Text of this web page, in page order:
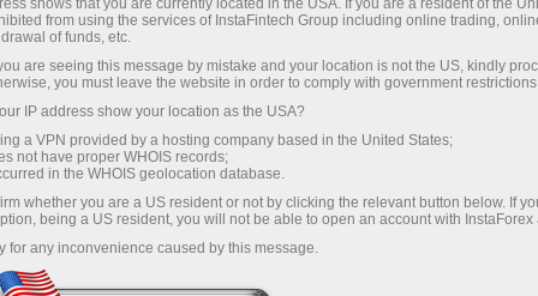
За будь-якими успіхами компанії стоять
реальні люди - співробітники компанії.
Приєднуйтесь до сильної та згуртованої
команди професіоналів, де кожен любить
свою справу та має відповідну кваліфікацію.
Надсилайте своє резюме
shows that you are currently located in the USA. If you are a resident of the
from using the services of InstaFintech Group including online trading,
of funds, etc.
are seeing this message by mistake and your location is not the US, kindly
you must leave the website in order to comply with government
IP address show your location as the USA?
a VPN provided by a hosting company based in the United States;
not have proper WHOIS records;
in the WHOIS geolocation database.
whether you are a US resident or not by clicking the relevant button below. If
being a US resident, you will not be able to open an account with InstaForex
for any inconvenience caused by this message.